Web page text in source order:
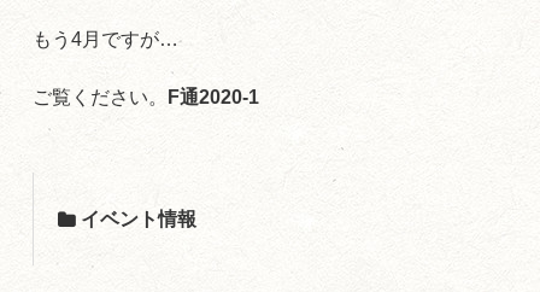
もう4月ですが…
ご覧ください。 F通2020-1
イベント情報